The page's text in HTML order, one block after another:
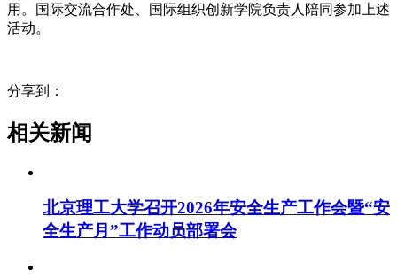
用。国际交流合作处、国际组织创新学院负责人陪同参加上述
活动。
分享到：
相关新闻
北京理工大学召开2026年安全生产工作会暨“安
全生产月”工作动员部署会